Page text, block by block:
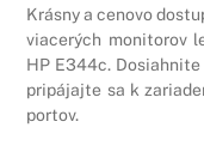
Krásny a cenovo
viacerých monitorov
HP E344c.
pripájajte sa k
portov.